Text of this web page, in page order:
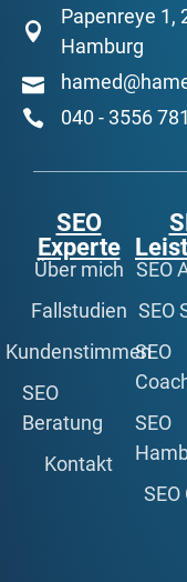
Papenreye 1,
Hamburg
040 - 3556
SEO
Experte
Über mich
Fallstudien
Kundenstimmen
SEO
Beratung
Kontakt
SEO
SEO
SEO
SEO